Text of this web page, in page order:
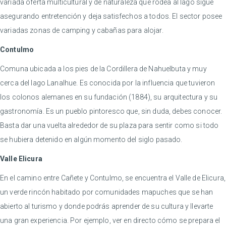
variada oferta multicultural y de naturaleza que rodea al lago sigue
asegurando entretención y deja satisfechos a todos. El sector posee
variadas zonas de camping y cabañas para alojar.
Contulmo
Comuna ubicada a los pies de la Cordillera de Nahuelbuta y muy
cerca del lago Lanalhue. Es conocida por la influencia que tuvieron
los colonos alemanes en su fundación (1884), su arquitectura y su
gastronomía. Es un pueblo pintoresco que, sin duda, debes conocer.
Basta dar una vuelta alrededor de su plaza para sentir como si todo
se hubiera detenido en algún momento del siglo pasado.
Valle Elicura
En el camino entre Cañete y Contulmo, se encuentra el Valle de Elicura,
un verde rincón habitado por comunidades mapuches que se han
abierto al turismo y donde podrás aprender de su cultura y llevarte
una gran experiencia. Por ejemplo, ver en directo cómo se prepara el